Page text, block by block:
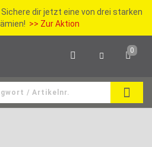
Sichere dir jetzt eine von drei starken
>> Zur Aktion
0